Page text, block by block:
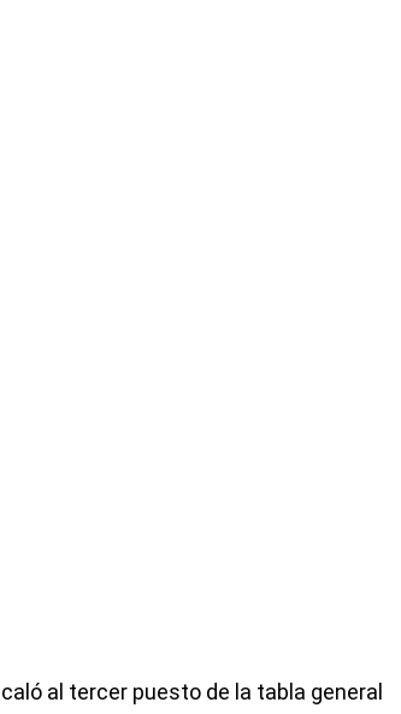
al tercer puesto de la tabla general